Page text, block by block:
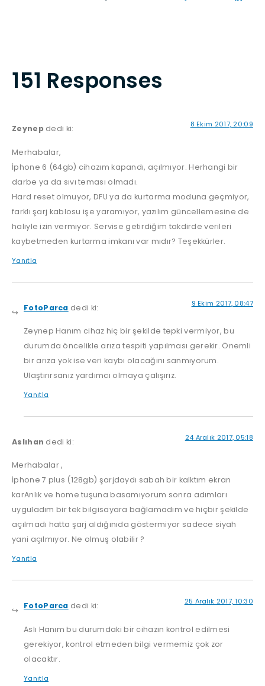
151 Responses
Zeynep dedi ki: 8 Ekim 2017, 20:09
Merhabalar,
İphone 6 (64gb) cihazım kapandı, açılmıyor. Herhangi bir
darbe ya da sıvı teması olmadı.
Hard reset olmuyor, DFU ya da kurtarma moduna geçmiyor,
farklı şarj kablosu işe yaramıyor, yazılım güncellemesine de
haliyle izin vermiyor. Servise getirdiğim takdirde verileri
kaybetmeden kurtarma imkanı var mıdır? Teşekkürler.
Yanıtla
FotoParca dedi ki: 9 Ekim 2017, 08:47
Zeynep Hanım cihaz hiç bir şekilde tepki vermiyor, bu
durumda öncelikle arıza tespiti yapılması gerekir. Önemli
bir arıza yok ise veri kaybı olacağını sanmıyorum.
Ulaştırırsanız yardımcı olmaya çalışırız.
Yanıtla
Aslıhan dedi ki: 24 Aralık 2017, 05:18
Merhabalar ,
İphone 7 plus (128gb) şarjdaydı sabah bir kalktım ekran
karAnlık ve home tuşuna basamıyorum sonra adımları
uyguladım bir tek bilgisayara bağlamadım ve hiçbir şekilde
açılmadı hatta şarj aldığınıda göstermiyor sadece siyah
yani açılmıyor. Ne olmuş olabilir ?
Yanıtla
FotoParca dedi ki: 25 Aralık 2017, 10:30
Aslı Hanım bu durumdaki bir cihazın kontrol edilmesi
gerekiyor, kontrol etmeden bilgi vermemiz çok zor
olacaktır.
Yanıtla